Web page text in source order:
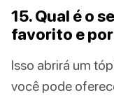
15. Qual é o
favorito e
Isso abrirá um
você pode